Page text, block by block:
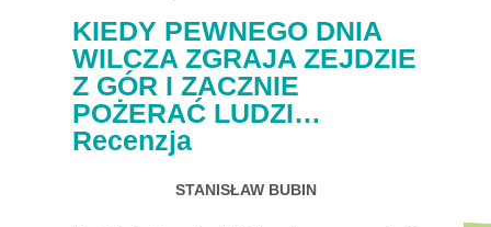
KIEDY PEWNEGO DNIA
WILCZA ZGRAJA ZEJDZIE
Z GÓR I ZACZNIE
POŻERAĆ LUDZI…
Recenzja
STANISŁAW BUBIN